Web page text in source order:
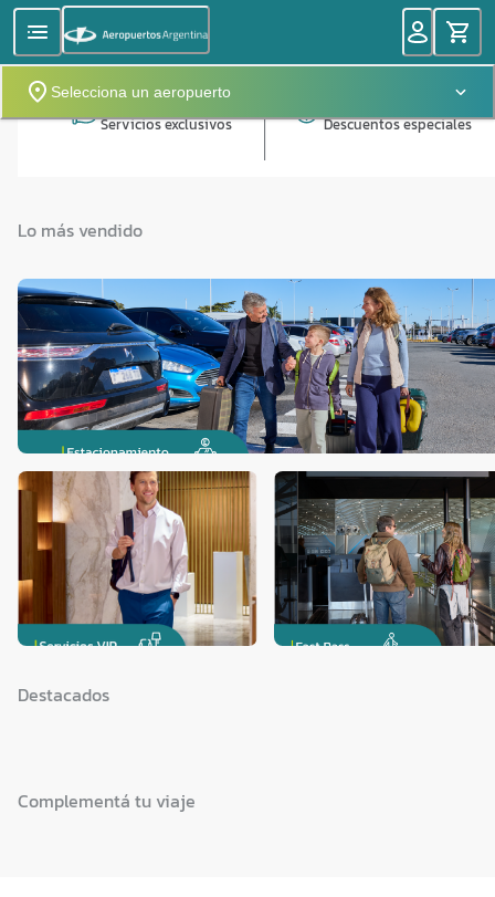
Selecciona un aeropuerto
Servicios exclusivos Descuentos especiales
Lo más vendido
Destacados
Complementá tu viaje